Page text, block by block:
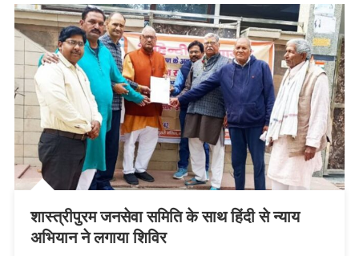
शास्त्रीपुरम जनसेवा समिति के साथ हिंदी से न्याय
अभियान ने लगाया शिविर